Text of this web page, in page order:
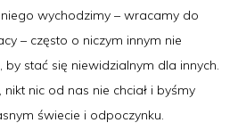
niego wychodzimy – wracamy do
– często o niczym innym nie
by stać się niewidzialnym dla innych.
nikt nic od nas nie chciał i byśmy
świecie i odpoczynku.